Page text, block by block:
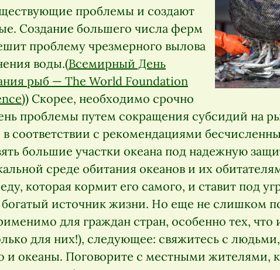
проблемы и создают
Создание большего числа ферм
проблему чрезмерного вылова
воды.(Всемирный День
рыб — The World Foundation
)) Скорее, необходимо срочно
проблемы путем сокращения субсидий на
соответствии с рекомендациями
большие участки океана под надежную
среде обитания океанов и их
которая кормит его самого, и ставит под
богатый источник жизни. Но еще не слишком
для граждан стран, особенно тех,
для них!), следующее: свяжитесь с
и океаны. Поговорите с местными жителями,